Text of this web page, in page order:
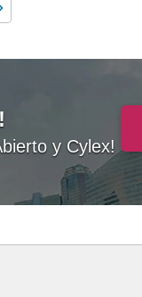
y Cylex!